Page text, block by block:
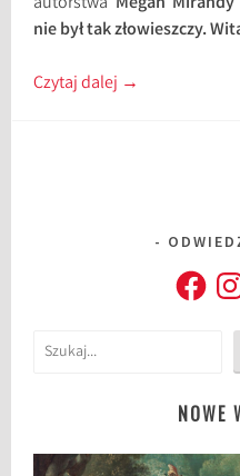
nie był tak złowieszczy.
Czytaj dalej →
Facebook
Szukaj
NOWE